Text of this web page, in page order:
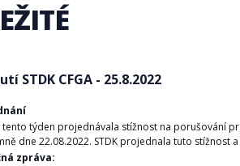
STDK CFGA - 25.8.2022
tento týden projednávala stížnost na porušování
dne 22.08.2022. STDK projednala tuto
zpráva: